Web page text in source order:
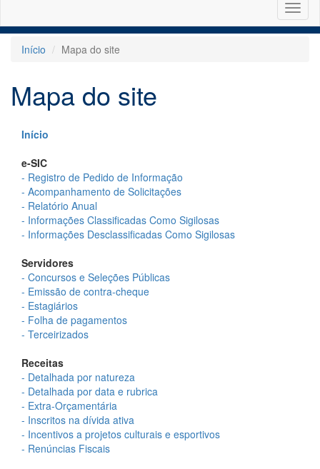
Início
Mapa do site
Mapa do site
Início
e-SIC
- Registro de Pedido de Informação
- Acompanhamento de Solicitações
- Relatório Anual
- Informações Classificadas Como Sigilosas
- Informações Desclassificadas Como Sigilosas
Servidores
- Concursos e Seleções Públicas
- Emissão de contra-cheque
- Estagiários
- Folha de pagamentos
- Terceirizados
Receitas
- Detalhada por natureza
- Detalhada por data e rubrica
- Extra-Orçamentária
- Inscritos na dívida ativa
- Incentivos a projetos culturais e esportivos
- Renúncias Fiscais